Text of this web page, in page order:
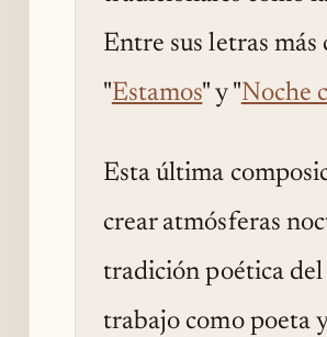
Entre sus letras más
"Estamos" y "Noche
Esta última
crear atmósferas
tradición poética del
trabajo como poeta